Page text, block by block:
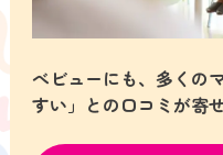
べビューにも、多くの
すい」との口コミが寄